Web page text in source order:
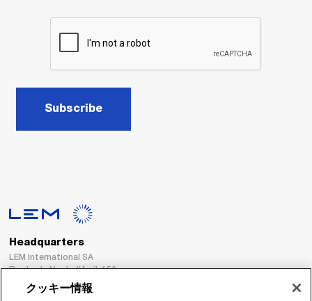
Subscribe
Headquarters
LEM International SA
Route du Nant-d’Avril, 152
1217 Meyrin
Switzerland
クッキー情報